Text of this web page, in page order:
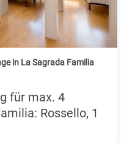
in La Sagrada Familia
für max. 4
Rossello, 1